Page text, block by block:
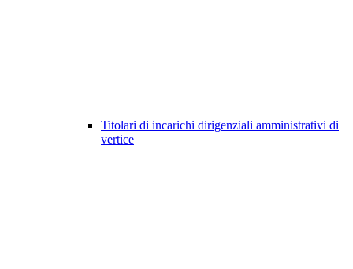
Titolari di incarichi dirigenziali amministrativi di
vertice